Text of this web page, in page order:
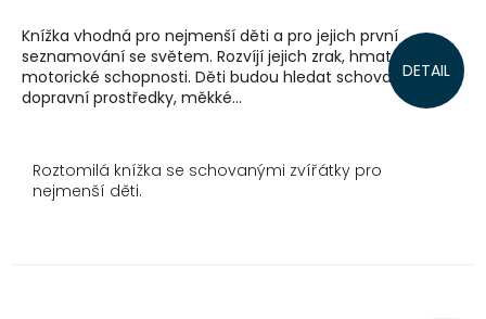
DETAIL
Knížka vhodná pro nejmenší děti a pro jejich první
seznamování se světem. Rozvíjí jejich zrak, hmat a
motorické schopnosti. Děti budou hledat schované
dopravní prostředky, měkké...
Roztomilá knížka se schovanými zvířátky pro
nejmenší děti.